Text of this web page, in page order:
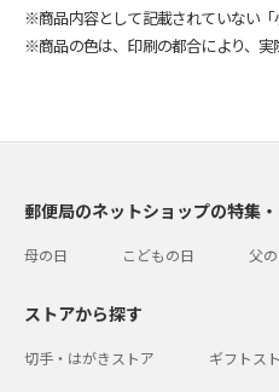
※商品内容として記載されていない「
※商品の色は、印刷の都合により、実
郵便局のネットショップの特集
母の日 こどもの日 父
ストアから探す
切手・はがきストア ギフトス